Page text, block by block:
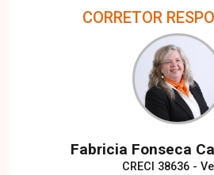
CORRETOR
Fabricia Fonseca
CRECI 38636 -